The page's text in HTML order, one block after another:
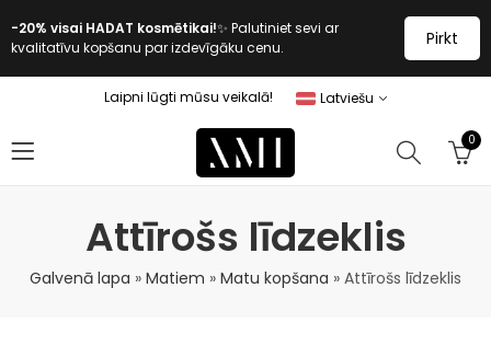
-20% visai HADAT kosmētikai!✨ Palutiniet sevi ar
kvalitatīvu kopšanu par izdevīgāku cenu.
Pirkt
Laipni lūgti mūsu veikalā! Latviešu
0
Attīrošs līdzeklis
Galvenā lapa » Matiem » Matu kopšana » Attīrošs līdzeklis